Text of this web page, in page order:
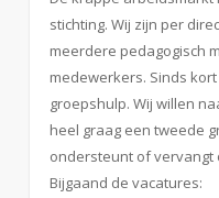
stichting. Wij zijn per
meerdere pedagogisch
medewerkers. Sinds
groepshulp. Wij willen
heel graag een tweede
ondersteunt of vervangt
Bijgaand de vacatures: